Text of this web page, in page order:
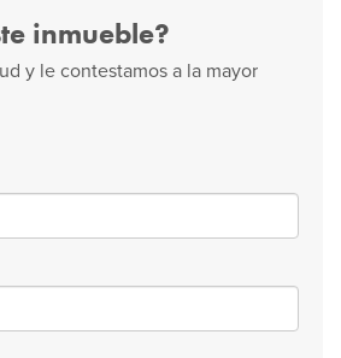
inmueble?
y le contestamos a la mayor